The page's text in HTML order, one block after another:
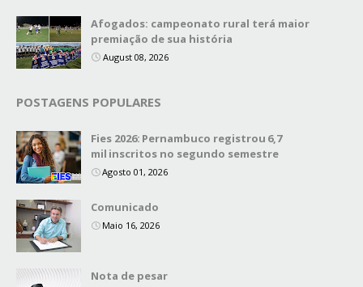
Afogados: campeonato rural terá maior
premiação de sua história
August 08, 2026
POSTAGENS POPULARES
Fies 2026: Pernambuco registrou 6,7
mil inscritos no segundo semestre
Agosto 01, 2026
Comunicado
Maio 16, 2026
Nota de pesar